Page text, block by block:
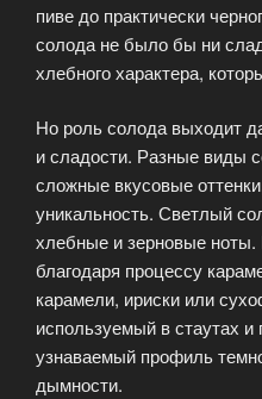
пиве до практически
солода не было бы ни
хлебного характера,
Но роль солода выходит
и сладости. Разные виды
сложные вкусовые
уникальность. Светлый
хлебные и зерновые
благодаря процессу
карамели, ириски или
используемый в стаутах
узнаваемый профиль
дымности.